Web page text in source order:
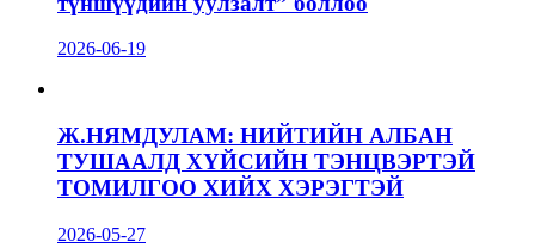
2026-06-19
Ж.НЯМДУЛАМ: НИЙТИЙН АЛБАН
ТУШААЛД ХҮЙСИЙН ТЭНЦВЭРТЭЙ
ТОМИЛГОО ХИЙХ ХЭРЭГТЭЙ
2026-05-27